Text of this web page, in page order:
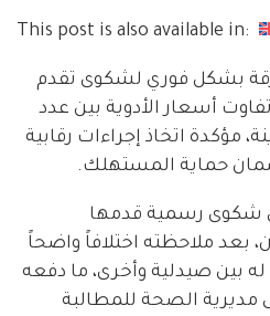
This post is also available in:
بشكل فوري لشكوى تقدم
أسعار الأدوية بين عدد
مؤكدة اتخاذ إجراءات رقابية
حماية المستهلك.
شكوى رسمية قدمها
بعد ملاحظته اختلافاً واضحاً
بين صيدلية وأخرى، ما دفعه
مديرية الصحة للمطالبة